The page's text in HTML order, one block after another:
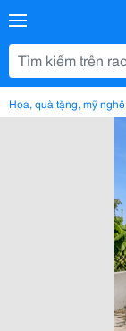
Hoa, quà tặng, mỹ nghệ